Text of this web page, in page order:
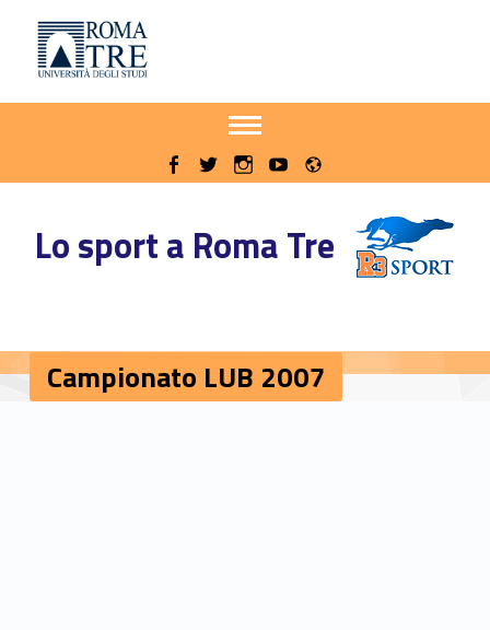
Campionato LUB 2007 - Sito delle iniziative sportive di Roma Tre
Lo sport a Roma Tre
Apri il menu secondario
WebMan on Facebook
WebMan on TwitterWebMan on Instagram
WebMan on Youtube
Campionato LUB 2007